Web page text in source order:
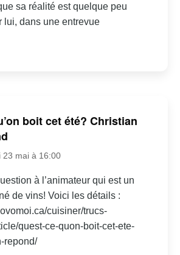
sa réalité est quelque peu
lui, dans une entrevue
boit cet été? Christian
23 mai à 16:00
à l’animateur qui est un
de vins! Voici les détails :
cuisiner/trucs-
quest-ce-quon-boit-cet-ete-
repond/